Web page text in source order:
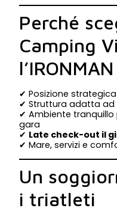
Perché
Camping
✔ Posizione
✔ Struttura adatta
✔ Ambiente tranquillo
gara
✔ Late check-out il
✔ Mare, servizi e
Un
i triatleti